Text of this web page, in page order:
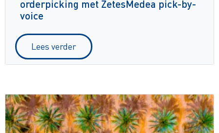
orderpicking met ZetesMedea pick-by-
voice
Lees verder